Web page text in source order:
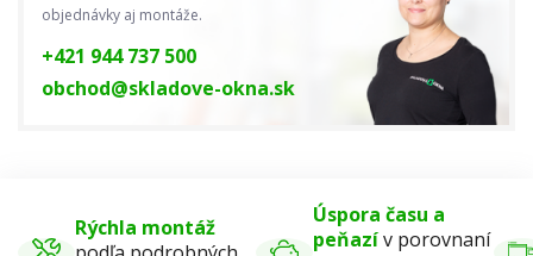
objednávky aj montáže.
+421 944 737 500
obchod@skladove-okna.sk
Rýchla montáž
Úspora času a
peňazív porovnaní